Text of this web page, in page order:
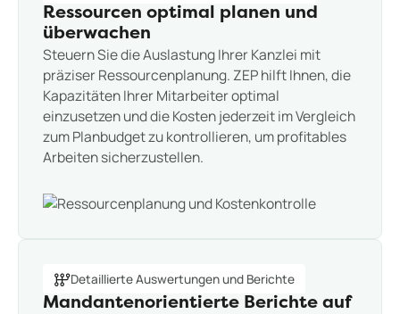
Ressourcen optimal planen und
überwachen
Steuern Sie die Auslastung Ihrer Kanzlei mit
präziser Ressourcenplanung. ZEP hilft Ihnen, die
Kapazitäten Ihrer Mitarbeiter optimal
einzusetzen und die Kosten jederzeit im Vergleich
zum Planbudget zu kontrollieren, um profitables
Arbeiten sicherzustellen.
Detaillierte Auswertungen und Berichte
Mandantenorientierte Berichte auf